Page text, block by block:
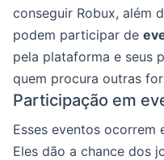
conseguir Robux, além
podem participar de
pela plataforma e seus
quem procura outras
Participação em
Esses eventos ocorrem
Eles dão a chance dos